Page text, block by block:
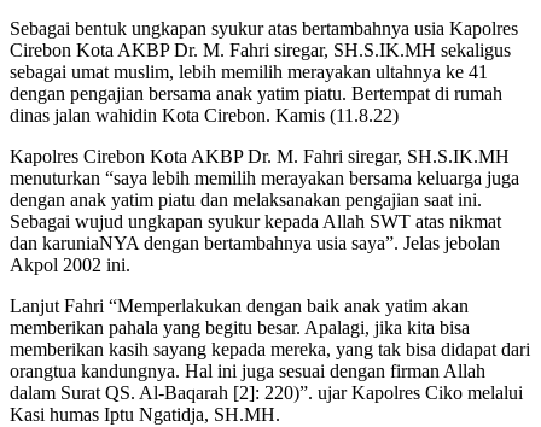
Sebagai bentuk ungkapan syukur atas bertambahnya usia Kapolres
Cirebon Kota AKBP Dr. M. Fahri siregar, SH.S.IK.MH sekaligus
sebagai umat muslim, lebih memilih merayakan ultahnya ke 41
dengan pengajian bersama anak yatim piatu. Bertempat di rumah
dinas jalan wahidin Kota Cirebon. Kamis (11.8.22)
Kapolres Cirebon Kota AKBP Dr. M. Fahri siregar, SH.S.IK.MH
menuturkan “saya lebih memilih merayakan bersama keluarga juga
dengan anak yatim piatu dan melaksanakan pengajian saat ini.
Sebagai wujud ungkapan syukur kepada Allah SWT atas nikmat
dan karuniaNYA dengan bertambahnya usia saya”. Jelas jebolan
Akpol 2002 ini.
Lanjut Fahri “Memperlakukan dengan baik anak yatim akan
memberikan pahala yang begitu besar. Apalagi, jika kita bisa
memberikan kasih sayang kepada mereka, yang tak bisa didapat dari
orangtua kandungnya. Hal ini juga sesuai dengan firman Allah
dalam Surat QS. Al-Baqarah [2]: 220)”. ujar Kapolres Ciko melalui
Kasi humas Iptu Ngatidja, SH.MH.